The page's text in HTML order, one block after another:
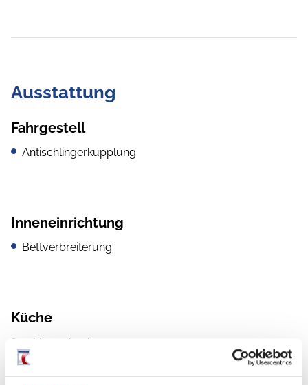
Ausstattung
Fahrgestell
Antischlingerkupplung
Inneneinrichtung
Bettverbreiterung
Küche
3-Flammkocher